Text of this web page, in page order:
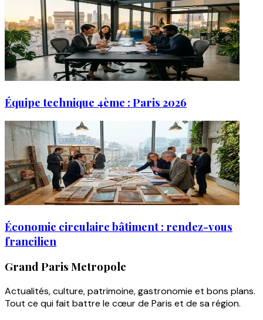
Équipe technique 4ème : Paris 2026
Économie circulaire bâtiment : rendez-vous
francilien
Grand Paris Metropole
Actualités, culture, patrimoine, gastronomie et bons plans.
Tout ce qui fait battre le cœur de Paris et de sa région.